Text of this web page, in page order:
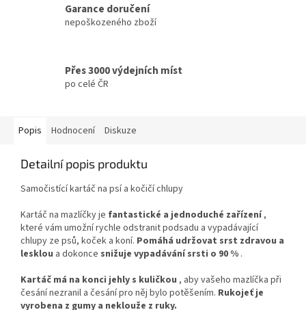
Garance doručení
nepoškozeného zboží
Přes 3000 výdejních míst
po celé ČR
Popis Hodnocení Diskuze
Detailní popis produktu
Samočistící kartáč na psí a kočičí chlupy
Kartáč na mazlíčky je fantastické a jednoduché zařízení,
které vám umožní rychle odstranit podsadu a vypadávající
chlupy ze psů, koček a koní. Pomáhá udržovat srst zdravou a
lesklou a dokonce snižuje vypadávání srsti o 90 % .
Kartáč má na konci jehly s kuličkou , aby vašeho mazlíčka při
česání nezranil a česání pro něj bylo potěšením. Rukojeť je
vyrobena z gumy a neklouže z ruky.